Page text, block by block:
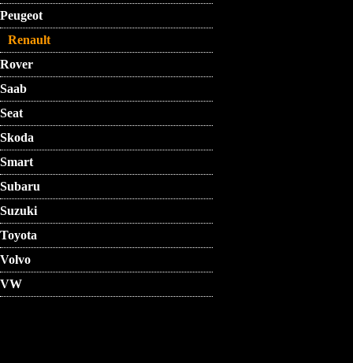
Peugeot
Renault
Rover
Saab
Seat
Skoda
Smart
Subaru
Suzuki
Toyota
Volvo
VW